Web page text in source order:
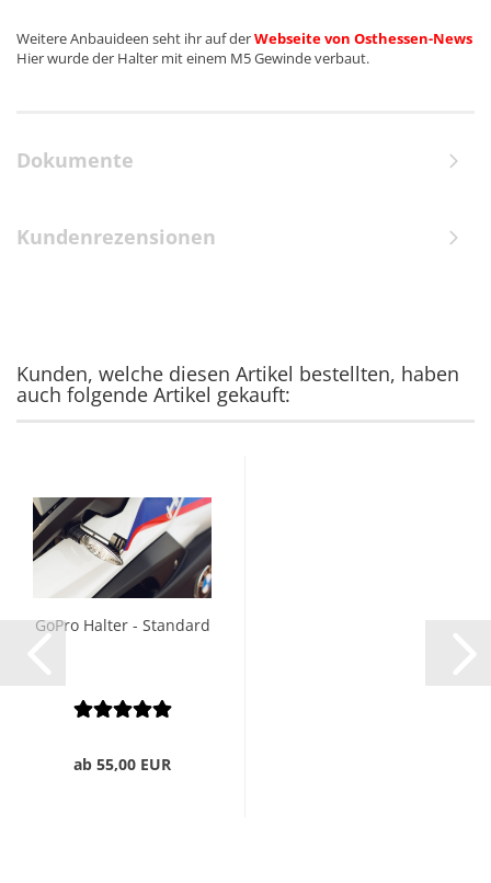
Weitere Anbauideen seht ihr auf derWebseite von Osthessen-News
Hier wurde der Halter mit einem M5 Gewinde verbaut.
Dokumente
Kundenrezensionen
Kunden, welche diesen Artikel bestellten, haben
auch folgende Artikel gekauft:
GoPro Halter - Standard
ab 55,00 EUR